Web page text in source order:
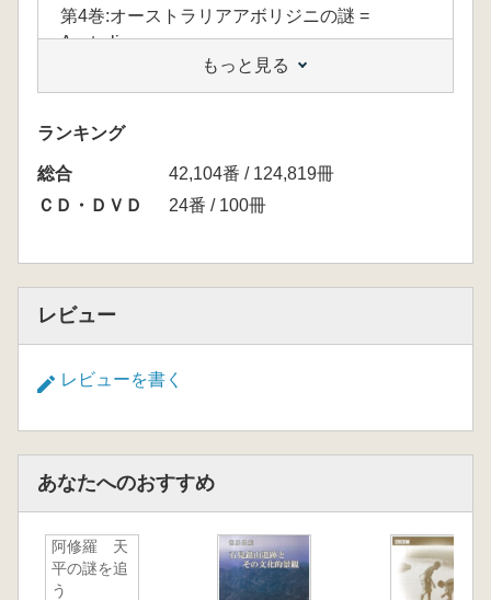
第4巻:オーストラリアアボリジニの謎 =
Australia
第5巻:アメリカ最後のフロンティア = The
Americas
もっと見る
ランキング
総合
42,104番 / 124,819冊
ＣＤ・ＤＶＤ
24番 / 100冊
レビュー
レビューを書く
あなたへのおすすめ
阿修羅 天
平の謎を追
う